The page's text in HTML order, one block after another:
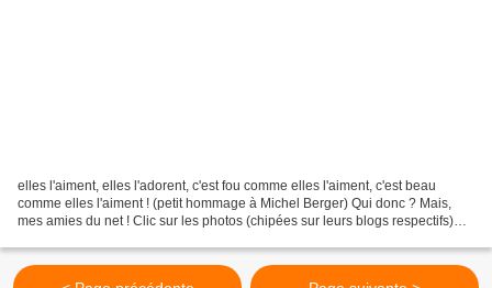
elles l'aiment, elles l'adorent, c'est fou comme elles l'aiment, c'est beau
comme elles l'aiment ! (petit hommage à Michel Berger) Qui donc ? Mais,
mes amies du net ! Clic sur les photos (chipées sur leurs blogs respectifs)